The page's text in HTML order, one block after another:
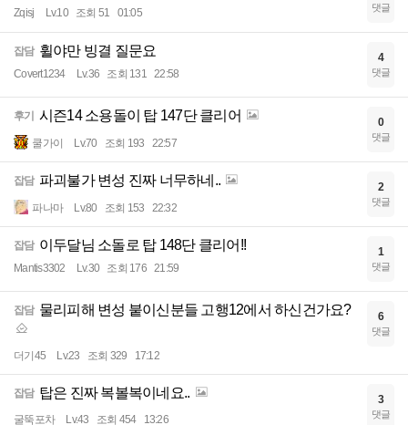
Zqisj Lv.10 조회 51 01:05 댓글
잡담 휠야만 빙결 질문요
Covert1234 Lv.36 조회 131 22:58
4
댓글
후기 시즌14 소용돌이 탑 147단 클리어
쿨가이 Lv.70 조회 193 22:57
0
댓글
잡담 파괴불가 변성 진짜 너무하네..
파나마 Lv.80 조회 153 22:32
2
댓글
잡담 이두달님 소돌로 탑 148단 클리어!!
Mantis3302 Lv.30 조회 176 21:59
1
댓글
잡담 물리피해 변성 붙이신분들 고행12에서 하신건가요?
더기45 Lv.23 조회 329 17:12
6
댓글
잡담 탑은 진짜 복볼복이네요..
굴뚝포차 Lv.43 조회 454 13:26
3
댓글